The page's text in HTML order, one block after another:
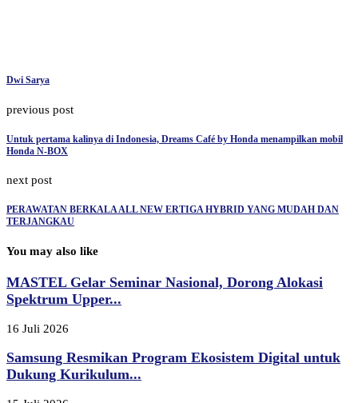
Dwi Sarya
previous post
Untuk pertama kalinya di Indonesia, Dreams Café by Honda menampilkan mobil
Honda N-BOX
next post
PERAWATAN BERKALA ALL NEW ERTIGA HYBRID YANG MUDAH DAN
TERJANGKAU
You may also like
MASTEL Gelar Seminar Nasional, Dorong Alokasi
Spektrum Upper...
16 Juli 2026
Samsung Resmikan Program Ekosistem Digital untuk
Dukung Kurikulum...